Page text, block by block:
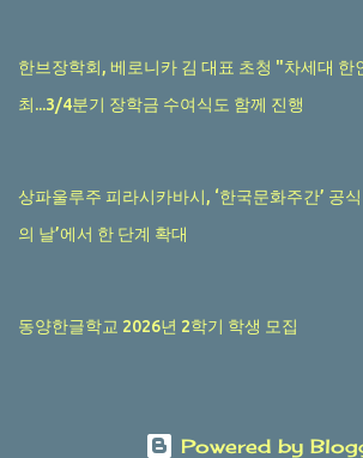
한브장학회, 베로니카 김 대표 초청 "차세대 한
최...3/4분기 장학금 수여식도 함께 진행
상파울루주 피라시카바시, ‘한국문화주간’ 공
의 날’에서 한 단계 확대
동양한글학교 2026년 2학기 학생 모집
Powered by